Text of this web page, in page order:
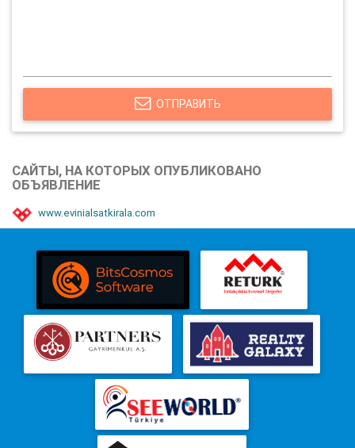
ОТПРАВИТЬ
САЙТЫ, НА КОТОРЫХ ОПУБЛИКОВАНО
ОБЪЯВЛЕНИЕ
www.evinialsatkirala.com